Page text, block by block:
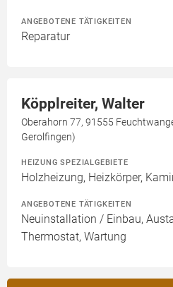
ANGEBOTENE TÄTIGKEITEN
Reparatur
Köpplreiter, Walter
Oberahorn 77, 91555
Gerolfingen)
HEIZUNG SPEZIALGEBIETE
Holzheizung, Heizkörper,
ANGEBOTENE TÄTIGKEITEN
Neuinstallation / Einbau,
Thermostat, Wartung